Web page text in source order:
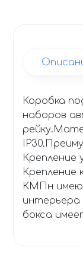
Коробка
наборов
Крепление
Крепление
КМПн
интерьера
бокса